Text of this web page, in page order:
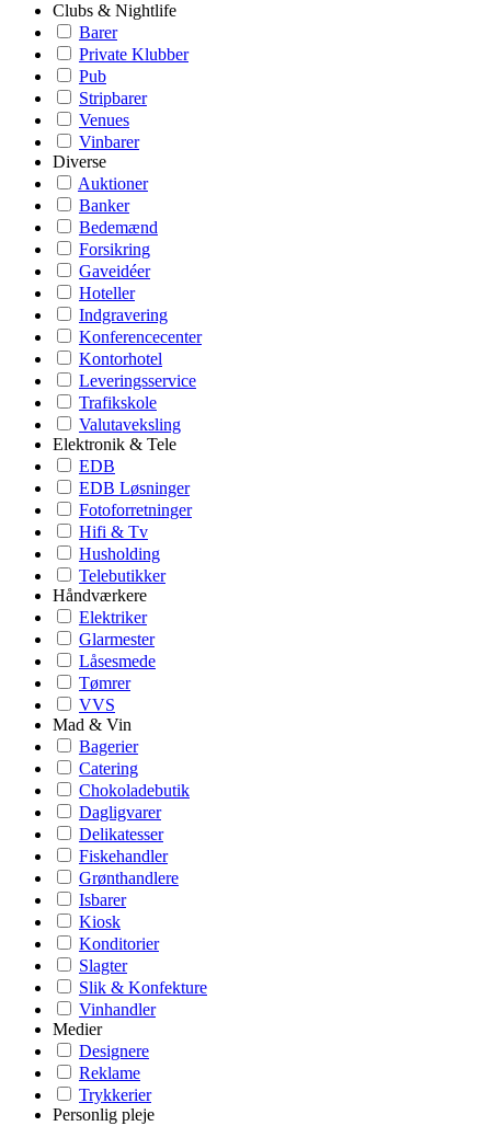
Clubs & Nightlife
Barer
Private Klubber
Pub
Stripbarer
Venues
Vinbarer
Diverse
Auktioner
Banker
Bedemænd
Forsikring
Gaveidéer
Hoteller
Indgravering
Konferencecenter
Kontorhotel
Leveringsservice
Trafikskole
Valutaveksling
Elektronik & Tele
EDB
EDB Løsninger
Fotoforretninger
Hifi & Tv
Husholding
Telebutikker
Håndværkere
Elektriker
Glarmester
Låsesmede
Tømrer
VVS
Mad & Vin
Bagerier
Catering
Chokoladebutik
Dagligvarer
Delikatesser
Fiskehandler
Grønthandlere
Isbarer
Kiosk
Konditorier
Slagter
Slik & Konfekture
Vinhandler
Medier
Designere
Reklame
Trykkerier
Personlig pleje